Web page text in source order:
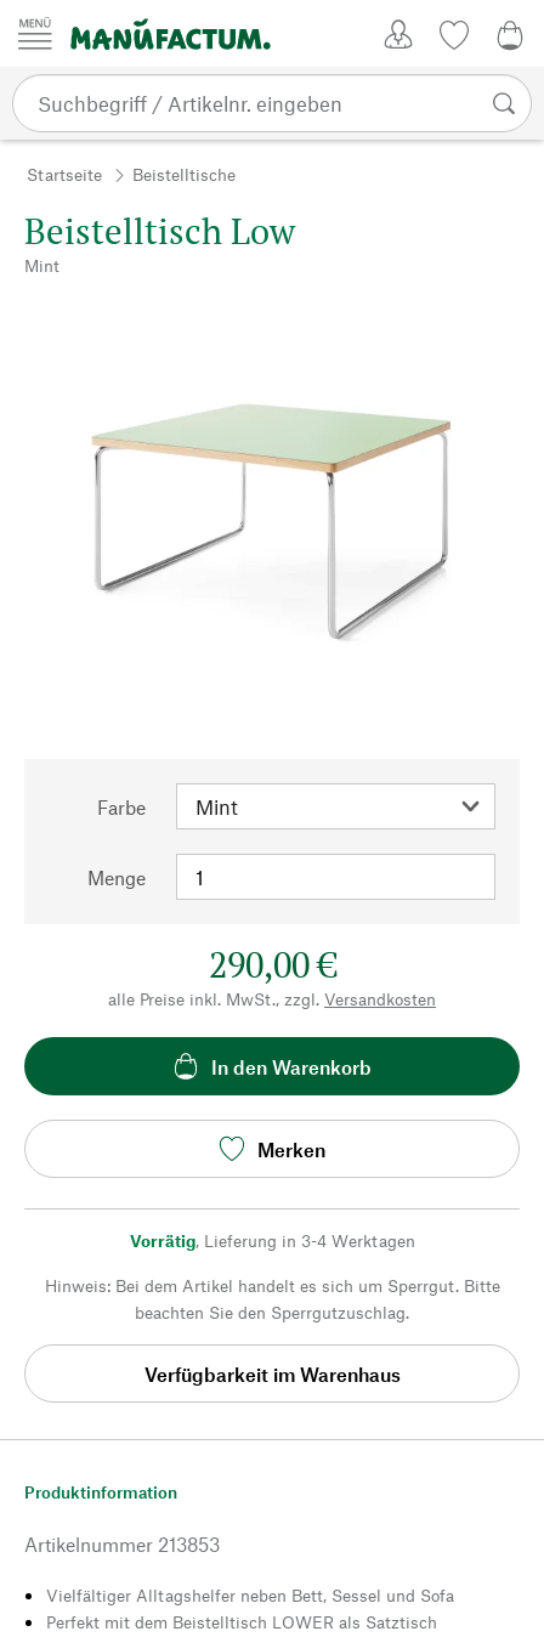
Zum Inhalt springen
Startseite Beistelltische
Beistelltisch Low
Mint
Farbe
Menge
290,00 €
alle Preise inkl. MwSt., zzgl. Versandkosten
In den Warenkorb
Merken
Vorrätig, Lieferung in 3-4 Werktagen
Hinweis: Bei dem Artikel handelt es sich um Sperrgut. Bitte
beachten Sie den Sperrgutzuschlag.
Verfügbarkeit im Warenhaus
Produktinformation
Artikelnummer 213853
Vielfältiger Alltagshelfer neben Bett, Sessel und Sofa
Perfekt mit dem Beistelltisch LOWER als Satztisch